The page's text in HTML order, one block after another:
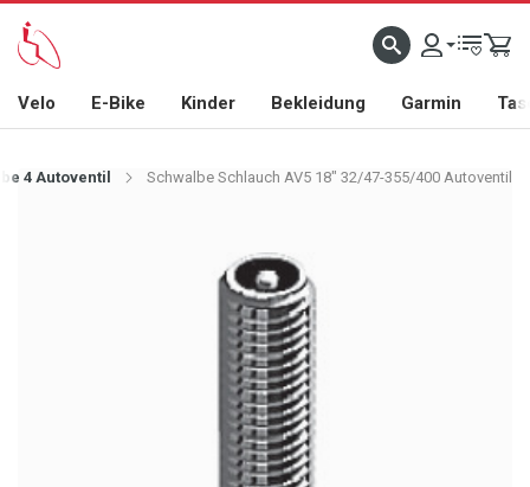
Velo E-Bike Kinder Bekleidung Garmin
4 Autoventil Schwalbe Schlauch AV5 18" 32/47-355/400 Autoventil